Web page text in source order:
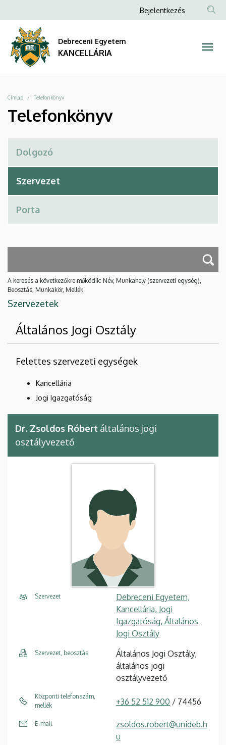
KANCELLÁRIA
a
tartalomra
Anonim
Bejelentkezés
Debreceni Egyetem
KANCELLÁRIA
Morzsa
Címlap Telefonkönyv
Telefonkönyv
A keresés a következőkre működik: Név, Munkahely (szervezeti egység),
Beosztás, Munkakör, Mellék
Szervezetek
Általános Jogi Osztály
Felettes szervezeti egységek
Kancellária
Jogi Igazgatóság
Dr. Zsoldos Róbert általános jogi
osztályvezető
Szervezet
Debreceni Egyetem,
Kancellária, Jogi
Igazgatóság, Általános
Jogi Osztály
Szervezet, beosztás
Általános Jogi Osztály,
általános jogi
osztályvezető
Központi telefonszám,
mellék
+36 52 512 900 / 74456
E-mail
zsoldos.robert@unideb.h
u